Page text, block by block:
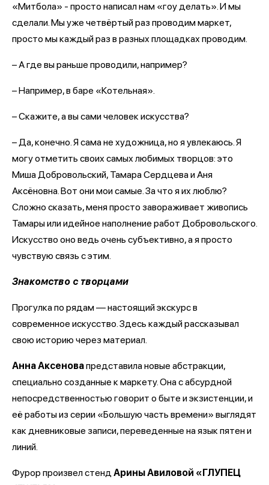
«Митбола» - просто написал нам «гоу делать». И мы
сделали. Мы уже четвёртый раз проводим маркет,
просто мы каждый раз в разных площадках проводим.
– А где вы раньше проводили, например?
– Например, в баре «Котельная».
– Скажите, а вы сами человек искусства?
– Да, конечно. Я сама не художница, но я увлекаюсь. Я
могу отметить своих самых любимых творцов: это
Миша Добровольский, Тамара Сердцева и Аня
Аксёновна. Вот они мои самые. За что я их люблю?
Сложно сказать, меня просто завораживает живопись
Тамары или идейное наполнение работ Добровольского.
Искусство оно ведь очень субъективно, а я просто
чувствую связь с этим.
Знакомство с творцами
Прогулка по рядам — настоящий экскурс в
современное искусство. Здесь каждый рассказывал
свою историю через материал.
Анна Аксеновапредставила новые абстракции,
специально созданные к маркету. Она с абсурдной
непосредственностью говорит о быте и экзистенции, и
её работы из серии «Большую часть времени» выглядят
как дневниковые записи, переведенные на язык пятен и
линий.
Фурор произвел стендАрины Авиловой «ГЛУПЕЦ